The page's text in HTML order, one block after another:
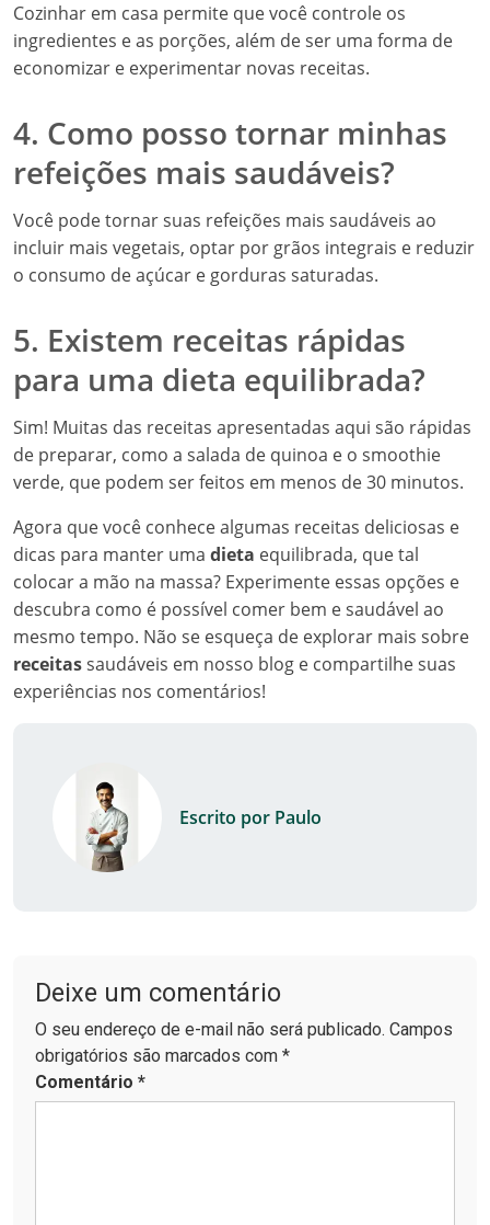
Cozinhar em casa permite que você controle os
ingredientes e as porções, além de ser uma forma de
economizar e experimentar novas receitas.
4. Como posso tornar minhas
refeições mais saudáveis?
Você pode tornar suas refeições mais saudáveis ao
incluir mais vegetais, optar por grãos integrais e reduzir
o consumo de açúcar e gorduras saturadas.
5. Existem receitas rápidas
para uma dieta equilibrada?
Sim! Muitas das receitas apresentadas aqui são rápidas
de preparar, como a salada de quinoa e o smoothie
verde, que podem ser feitos em menos de 30 minutos.
Agora que você conhece algumas receitas deliciosas e
dicas para manter uma dieta equilibrada, que tal
colocar a mão na massa? Experimente essas opções e
descubra como é possível comer bem e saudável ao
mesmo tempo. Não se esqueça de explorar mais sobre
receitassaudáveis em nosso blog e compartilhe suas
experiências nos comentários!
Escrito por Paulo
Deixe um comentário
O seu endereço de e-mail não será publicado. Campos
obrigatórios são marcados com *
Comentário *